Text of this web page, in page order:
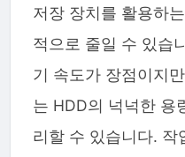
저장 장치를 활용하
적으로 줄일 수 있습
기 속도가 장점이지
는 HDD의 넉넉한 용
리할 수 있습니다. 작